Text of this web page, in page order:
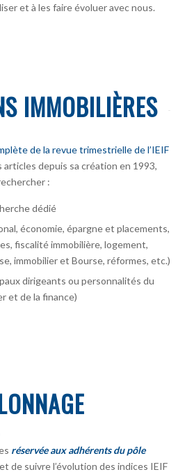
et à les faire évoluer avec nous.
IMMOBILIÈRES
de la revue trimestrielle de l’IEIF
depuis sa création en 1993,
:
dédié
économie, épargne et placements,
fiscalité immobilière, logement,
immobilier et Bourse, réformes, etc.)
dirigeants ou personnalités du
et de la finance)
réservée aux adhérents du pôle
de suivre l’évolution des indices IEIF